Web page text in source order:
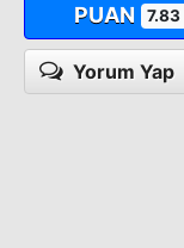
PUAN 7.83
Yorum Yap